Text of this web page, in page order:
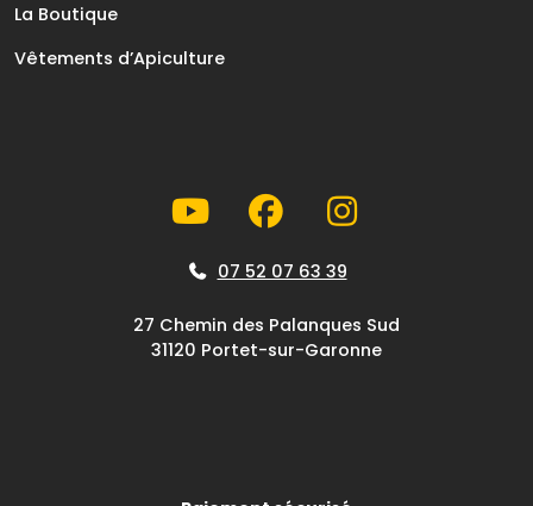
La Boutique
Vêtements d’Apiculture
07 52 07 63 39
27 Chemin des Palanques Sud
31120 Portet-sur-Garonne